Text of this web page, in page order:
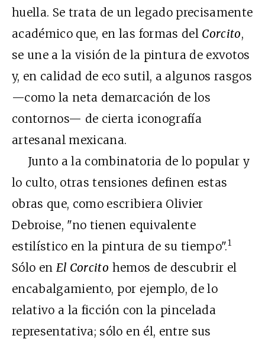
huella. Se trata de un legado precisamente
académico que, en las formas del Corcito,
se une a la visión de la pintura de exvotos
y, en calidad de eco sutil, a algunos rasgos
—como la neta demarcación de los
contornos— de cierta iconografía
artesanal mexicana.
Junto a la combinatoria de lo popular y
lo culto, otras tensiones definen estas
obras que, como escribiera Olivier
Debroise, "no tienen equivalente
estilístico en la pintura de su tiempo".1
Sólo en El Corcito hemos de descubrir el
encabalgamiento, por ejemplo, de lo
relativo a la ficción con la pincelada
representativa; sólo en él, entre sus